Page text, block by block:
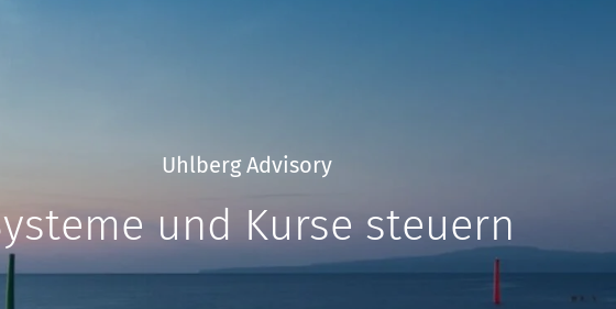
Uhlberg Advisory
und Kurse steuern